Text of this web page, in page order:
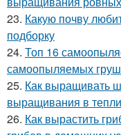
23. Какую почву
подборку
24. Топ 16
самоопыляемых груш
25. Как выращивать
выращивания в
26. Как вырастить